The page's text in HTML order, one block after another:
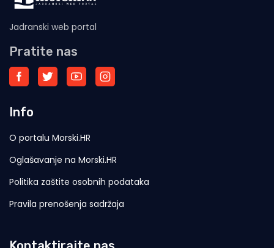
Jadranski web portal
Pratite nas
Info
O portalu Morski.HR
Oglašavanje na Morski.HR
Politika zaštite osobnih podataka
Pravila prenošenja sadržaja